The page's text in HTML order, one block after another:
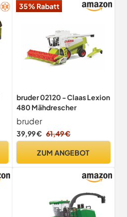
35% Rabatt
bruder 02120 - Claas Lexion
480 Mähdrescher
bruder
39,99 € 61,49 €
ZUM ANGEBOT